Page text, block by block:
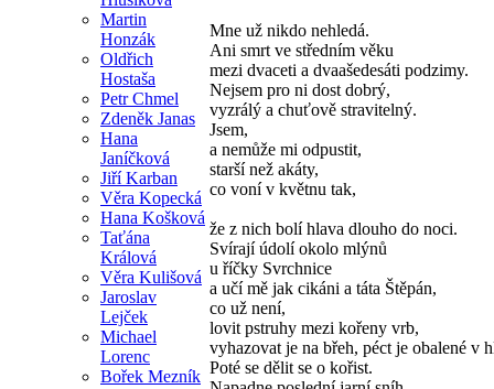
Martin
Honzák
Oldřich
Hostaša
Petr Chmel
Zdeněk Janas
Hana
Janíčková
Jiří Karban
Věra Kopecká
Hana Košková
Taťána
Králová
Věra Kulišová
Jaroslav
Lejček
Michael
Lorenc
Bořek Mezník
Mne už nikdo nehledá.
Ani smrt ve středním věku
mezi dvaceti a dvaašedesáti podzimy.
Nejsem pro ni dost dobrý,
vyzrálý a chuťově stravitelný.
Jsem,
a nemůže mi odpustit,
starší než akáty,
co voní v květnu tak,
že z nich bolí hlava dlouho do noci.
Svírají údolí okolo mlýnů
u říčky Svrchnice
a učí mě jak cikáni a táta Štěpán,
co už není,
lovit pstruhy mezi kořeny vrb,
vyhazovat je na břeh, péct je obalené v
Poté se dělit se o kořist.